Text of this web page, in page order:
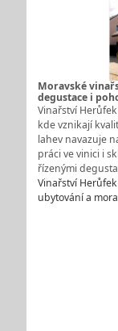
Moravské
degustace i
Vinařství
kde vznikají
lahev navazuje
práci ve vinici i
řízenými
Vinařství
ubytování a